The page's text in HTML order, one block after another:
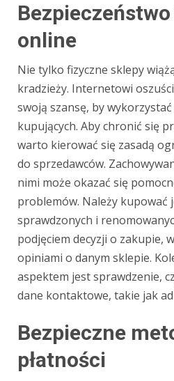
online
Nie tylko fizyczne sklepy
kradzieży. Internetowi
swoją szansę, by
kupujących. Aby chronić się
warto kierować się zasadą
do sprzedawców.
nimi może okazać się
problemów. Należy kupować
sprawdzonych i
podjęciem decyzji o zakupie,
opiniami o danym sklepie.
aspektem jest sprawdzenie,
dane kontaktowe, takie jak
Bezpieczne
płatności